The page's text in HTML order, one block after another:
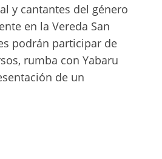
y cantantes del género
en la Vereda San
podrán participar de
rumba con Yabaru
de un